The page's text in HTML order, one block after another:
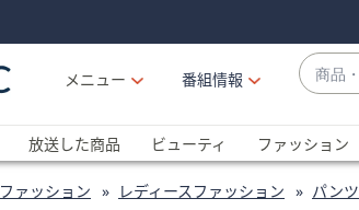
メニュー
番組情報
商
品・
ラ
ン
ド
補
が
利
放送した商品 ビューティ ファッション
ファッション レディースファッション パンツ